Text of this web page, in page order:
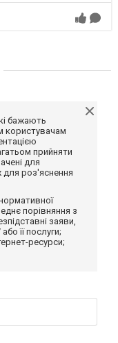
бажають
користувачам
прийняти
для
для роз'яснення
порівняння з
заяви,
її послуги;
ресурси;